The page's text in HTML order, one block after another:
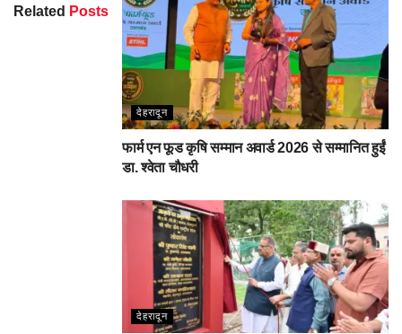
Related Posts
देहरादून
फार्म एन फूड कृषि सम्मान अवार्ड 2026 से सम्मानित हुईं
डा. श्वेता चौधरी
देहरादून